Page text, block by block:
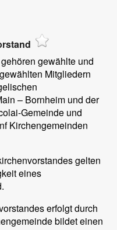
gewählte und
Mitgliedern
– Bornheim und der
Gemeinde und
Kirchengemeinden
gelten
eines
erfolgt durch
bildet einen